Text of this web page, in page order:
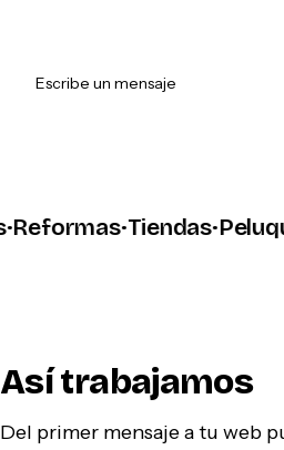
Escribe un mensaje
·Tiendas·
Así trabajamos
Del primer mensaje a tu web